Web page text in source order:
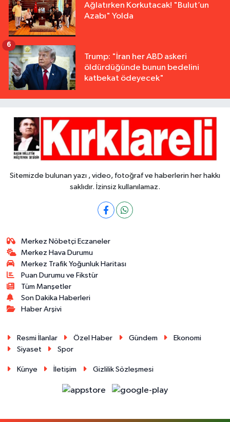
Ağlatırken Korkutacak! "Bulut’un
Azabı" Yolda
Trump: "İran her ABD askeri
öldürdüğünde bunun bedelini
katbekat ödeyecek"
6
Sitemizde bulunan yazı , video, fotoğraf ve haberlerin her hakkı
saklıdır. İzinsiz kullanılamaz.
Merkez Nöbetçi Eczaneler
Merkez Hava Durumu
Merkez Trafik Yoğunluk Haritası
Puan Durumu ve Fikstür
Tüm Manşetler
Son Dakika Haberleri
Haber Arşivi
Resmi İlanlar Özel Haber Gündem
Ekonomi
Siyaset
Spor
Künye İletişim Gizlilik Sözleşmesi